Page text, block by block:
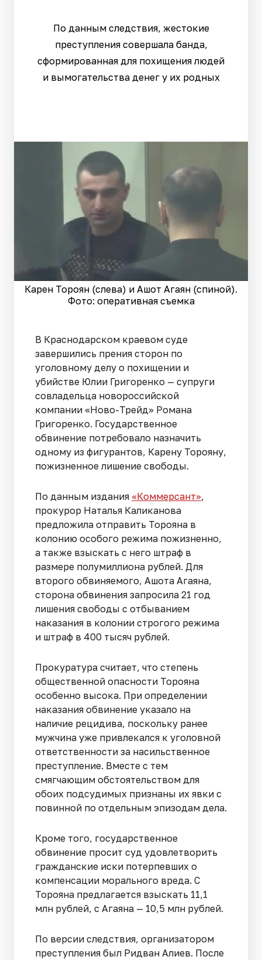
По данным следствия, жестокие
преступления совершала банда,
сформированная для похищения людей
и вымогательства денег у их родных
Карен Тороян (слева) и Ашот Агаян (спиной).
Фото: оперативная съемка
В Краснодарском краевом суде
завершились прения сторон по
уголовному делу о похищении и
убийстве Юлии Григоренко — супруги
совладельца новороссийской
компании «Ново-Трейд» Романа
Григоренко. Государственное
обвинение потребовало назначить
одному из фигурантов, Карену Торояну,
пожизненное лишение свободы.
По данным издания «Коммерсант»,
прокурор Наталья Каликанова
предложила отправить Торояна в
колонию особого режима пожизненно,
а также взыскать с него штраф в
размере полумиллиона рублей. Для
второго обвиняемого, Ашота Агаяна,
сторона обвинения запросила 21 год
лишения свободы с отбыванием
наказания в колонии строгого режима
и штраф в 400 тысяч рублей.
Прокуратура считает, что степень
общественной опасности Торояна
особенно высока. При определении
наказания обвинение указало на
наличие рецидива, поскольку ранее
мужчина уже привлекался к уголовной
ответственности за насильственное
преступление. Вместе с тем
смягчающим обстоятельством для
обоих подсудимых признаны их явки с
повинной по отдельным эпизодам дела.
Кроме того, государственное
обвинение просит суд удовлетворить
гражданские иски потерпевших о
компенсации морального вреда. С
Торояна предлагается взыскать 11,1
млн рублей, с Агаяна — 10,5 млн рублей.
По версии следствия, организатором
преступления был Ридван Алиев. После